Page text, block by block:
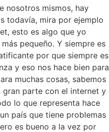
nosotros mismos, hay
todavía, mira por ejemplo
esto es algo que yo
pequeño. Y siempre es
por que siempre es
y eso nos hace bien para
muchas cosas, sabemos
gran parte con el internet y
lo que representa hace
país que tiene problemas
es bueno a la vez por